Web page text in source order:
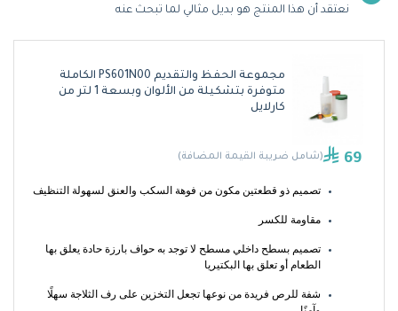
نعتقد أن هذا المنتج هو بديل مثالي لما تبحث عنه
مجموعة الحفظ والتقديم PS601N00 الكاملة
متوفرة بتشكيلة من الألوان وبسعة 1 لتر من
كارلايل
69 (شامل ضريبة القيمة المضافة)
تصميم ذو قطعتين مكون من فوهة السكب والعنق لسهولة التنظيف
مقاومة للكسر
الطعام أو تعلق بها البكتيريا